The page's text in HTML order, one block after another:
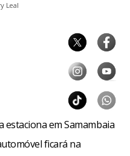
Leal
estaciona em Samambaia
ficará na